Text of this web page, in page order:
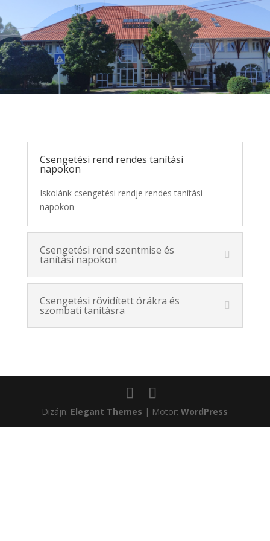
Csengetési rend
Csengetési rend rendes tanítási
napokon
Iskolánk csengetési rendje rendes tanítási
napokon
Csengetési rend szentmise és
tanítási napokon
Csengetési rövidített órákra és
szombati tanításra
Dizájn: Elegant Themes | Motor:WordPress